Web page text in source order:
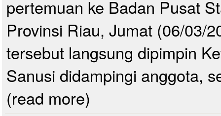
pertemuan ke Badan Pusat
Provinsi Riau, Jumat (06/03/
tersebut langsung dipimpin
Sanusi didampingi anggota,
(read more)